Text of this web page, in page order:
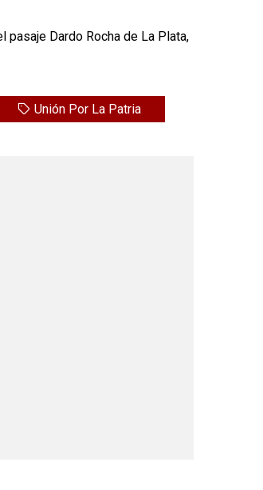
Dardo Rocha de La Plata,
Unión Por La Patria